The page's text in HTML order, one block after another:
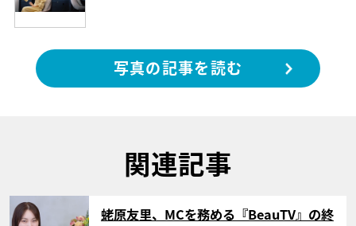
写真の記事を読む
関連記事
サムネイル
蛯原友里、MCを務める『BeauTV』の終